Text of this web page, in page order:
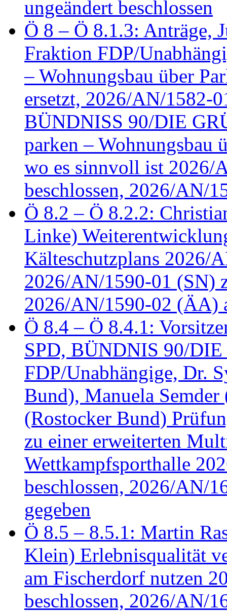
ungeändert beschlossen
Ö 8 – Ö 8.1.3: Anträge,
Fraktion FDP/
– Wohnungsbau über
ersetzt, 2026/AN/1582-
BÜNDNISS 90/DIE
parken – Wohnungsbau
wo es sinnvoll ist 2026/
beschlossen, 2026/AN/
Ö 8.2 – Ö 8.2.2:
Linke)
Kälteschutzplans 2026/
2026/AN/1590-01 (SN)
2026/AN/1590-02 (ÄA)
Ö 8.4 – Ö 8.4.1:
SPD, BÜNDNIS 90/
FDP/Unabhängige, Dr.
Bund), Manuela
(Rostocker Bund)
zu einer erweiterten
Wettkampfsporthalle
beschlossen, 2026/AN/
gegeben
Ö 8.5 – 8.5.1: Martin
Klein) Erlebnisqualität
am Fischerdorf nutzen
beschlossen, 2026/AN/